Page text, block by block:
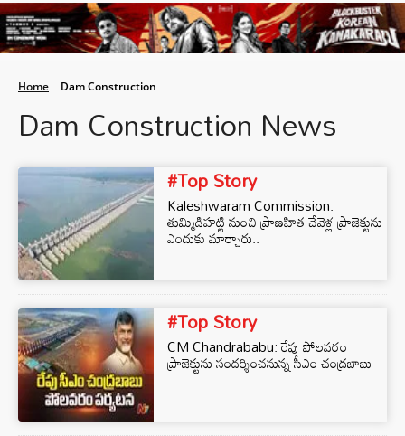
Home Dam Construction
Dam Construction News
#Top Story
Kaleshwaram Commission:
తుమ్మిడిహట్టి నుంచి ప్రాణహిత-చేవెళ్ల ప్రాజెక్టును
ఎందుకు మార్చారు..
#Top Story
CM Chandrababu: రేపు పోలవరం
ప్రాజెక్టును సందర్శించనున్న సీఎం చంద్రబాబు